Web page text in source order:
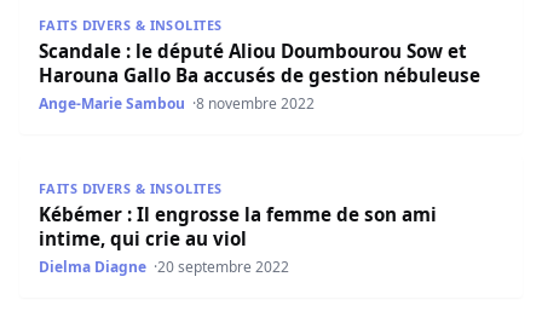
FAITS DIVERS & INSOLITES
Scandale : le député Aliou Doumbourou Sow et
Harouna Gallo Ba accusés de gestion nébuleuse
Ange-Marie Sambou 8 novembre 2022
FAITS DIVERS & INSOLITES
Kébémer : Il engrosse la femme de son ami
intime, qui crie au viol
Dielma Diagne 20 septembre 2022